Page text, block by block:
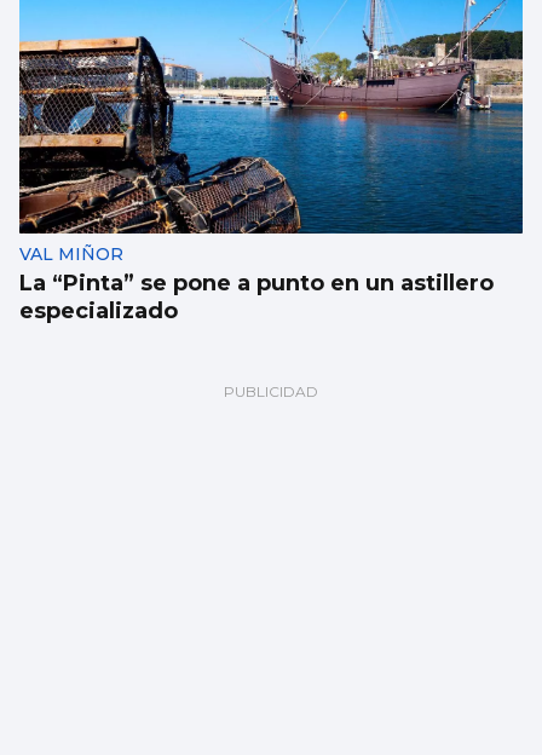
VAL MIÑOR
La “Pinta” se pone a punto en un astillero
especializado